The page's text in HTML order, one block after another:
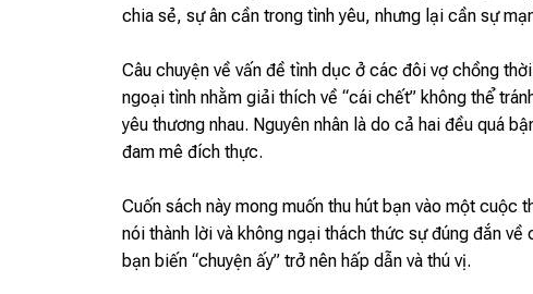
chia sẻ, sự ân cần trong tình yêu, nhưng lại cần sự
Câu chuyện về vấn đề tình dục ở các đôi vợ chồng
ngoại tình nhằm giải thích về “cái chết” không thể
yêu thương nhau. Nguyên nhân là do cả hai đều quá
đam mê đích thực.
Cuốn sách này mong muốn thu hút bạn vào một
nói thành lời và không ngại thách thức sự đúng đắn
bạn biến “chuyện ấy” trở nên hấp dẫn và thú vị.